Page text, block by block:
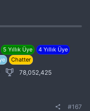
5 Yıllık Üye
4 Yıllık Üye
Chatter
78,052,425
#167